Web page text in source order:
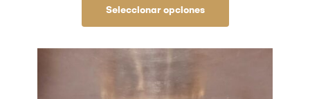
Seleccionar opciones